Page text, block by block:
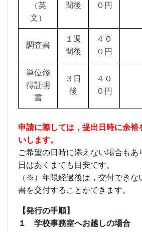
（英
文）
間後
０円
調査書
１週
間後
４０
０円
単位修
得証明
書
３日
後
４０
０円
申請に際しては，提出日時に余裕
いします。
ご希望の日時に添えない場合もあ
日はあくまでも目安です。
（※）年限経過後は，交付できな
書を交付することができます。
【発行の手順】
１ 学校事務室へお越しの場合